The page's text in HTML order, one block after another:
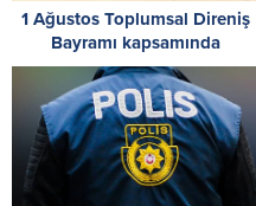
1 Ağustos Toplumsal Direniş
Bayramı kapsamında
Cumhuriyet Parkı’nda çelenk
töreni